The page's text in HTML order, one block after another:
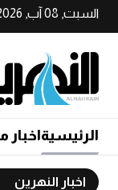
السبت, 08 آب, 2026
الرئيسيةاخبار
اخبار النهرين